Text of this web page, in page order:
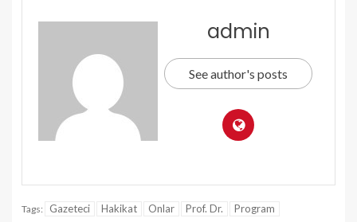
admin
See author's posts
Tags: Gazeteci Hakikat Onlar Prof. Dr. Program